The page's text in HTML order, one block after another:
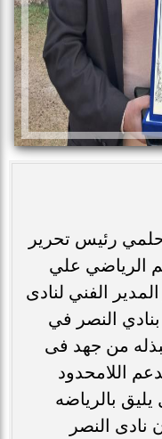
رئيس تحرير
الرياضي علي
الفني لنادى
النصر في
من جهد فى
اللامحدود
بالرياضه
نادى النصر